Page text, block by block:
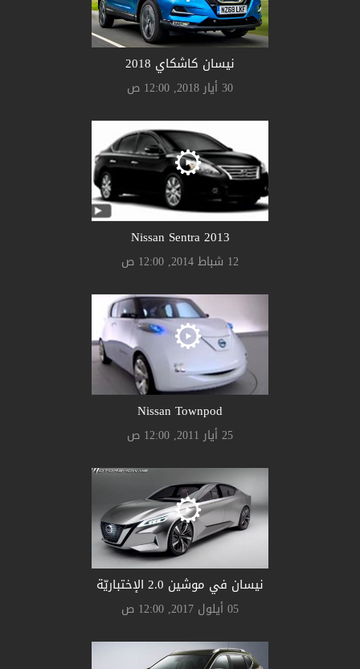
نيسان كاشكاي 2018
30 أيار 2018, 12:00 ص
Nissan Sentra 2013
12 شباط 2014, 12:00 ص
Nissan Townpod
25 أيار 2011, 12:00 ص
نيسان في موشين 2.0 الإختباريّة
05 أيلول 2017, 12:00 ص